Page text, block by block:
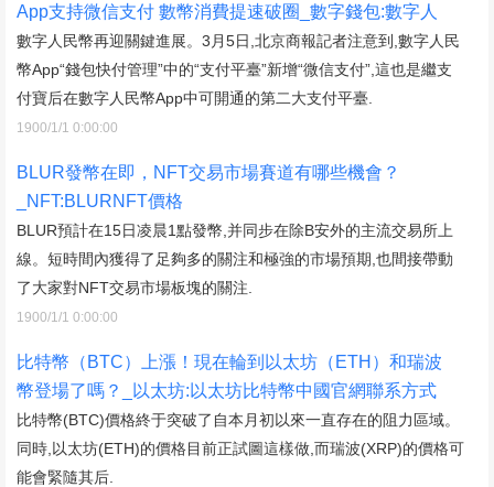
App支持微信支付 數幣消費提速破圈_數字錢包:數字人
數字人民幣再迎關鍵進展。3月5日,北京商報記者注意到,數字人民
幣App“錢包快付管理”中的“支付平臺”新增“微信支付”,這也是繼支
付寶后在數字人民幣App中可開通的第二大支付平臺.
1900/1/1 0:00:00
BLUR發幣在即，NFT交易市場賽道有哪些機會？
_NFT:BLURNFT價格
BLUR預計在15日凌晨1點發幣,并同步在除B安外的主流交易所上
線。短時間內獲得了足夠多的關注和極強的市場預期,也間接帶動
了大家對NFT交易市場板塊的關注.
1900/1/1 0:00:00
比特幣（BTC）上漲！現在輪到以太坊（ETH）和瑞波
幣登場了嗎？_以太坊:以太坊比特幣中國官網聯系方式
比特幣(BTC)價格終于突破了自本月初以來一直存在的阻力區域。
同時,以太坊(ETH)的價格目前正試圖這樣做,而瑞波(XRP)的價格可
能會緊隨其后.